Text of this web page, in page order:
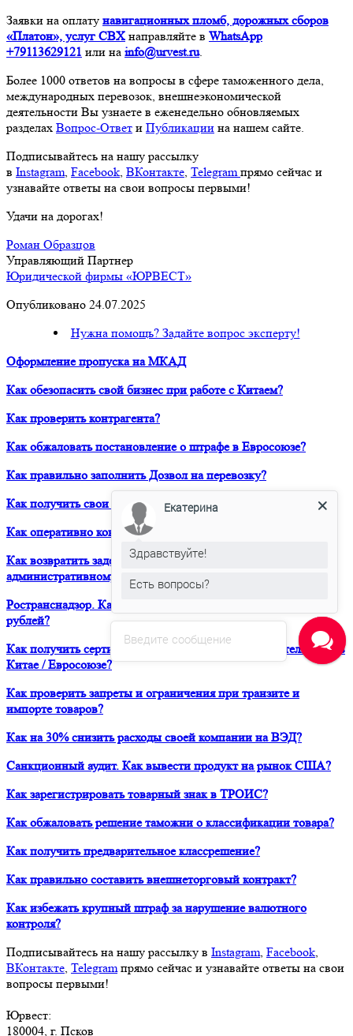
Заявки на оплату навигационных пломб, дорожных сборов
«Платон», услуг СВХ направляйте в WhatsApp
+79113629121 или на info@urvest.ru.
Более 1000 ответов на вопросы в сфере таможенного дела,
международных перевозок, внешнеэкономической
деятельности Вы узнаете в еженедельно обновляемых
разделах Вопрос-Ответ и Публикации на нашем сайте.
Подписывайтесь на нашу рассылку
в Instagram, Facebook, ВКонтакте, Telegramпрямо сейчас и
узнавайте ответы на свои вопросы первыми!
Удачи на дорогах!
Роман Образцов
Управляющий Партнер
Юридической фирмы «ЮРВЕСТ»
Опубликовано 24.07.2025
Нужна помощь? Задайте вопрос эксперту!
Оформление пропуска на МКАД
Как обезопасить свой бизнес при работе с Китаем?
Как проверить контрагента?
Как обжаловать постановление о штрафе в Евросоюзе?
Как правильно заполнить Дозвол на перевозку?
Как получить свои деньги за неоплаченный фрахт?
Как оперативно консультироваться в ЮРВЕСТ 24/7?
Как возвратить задержанный таможней товар по
административному делу?
Ространснадзор. Как избежать штрафа в размере 200 000
рублей?
Как получить сертификат о форс-мажорных обстоятельствах в
Китае / Евросоюзе?
Как проверить запреты и ограничения при транзите и
импорте товаров?
Как на 30% снизить расходы своей компании на ВЭД?
Санкционный аудит. Как вывести продукт на рынок США?
Как зарегистрировать товарный знак в ТРОИС?
Как обжаловать решение таможни о классификации товара?
Как получить предварительное классрешение?
Как правильно составить внешнеторговый контракт?
Как избежать крупный штраф за нарушение валютного
контроля?
Подписывайтесь на нашу рассылку в Instagram, Facebook,
ВКонтакте, Telegramпрямо сейчас и узнавайте ответы на свои
вопросы первыми!
Юрвест:
180004, г. Псков
Введите сообщение
Екатерина
Здравствуйте!
Есть вопросы?